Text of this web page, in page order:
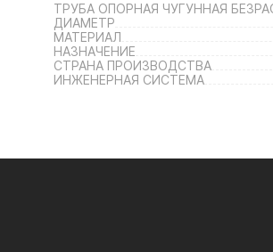
ТРУБА ОПОРНАЯ ЧУГУННАЯ
ДИАМЕТР
МАТЕРИАЛ
НАЗНАЧЕНИЕ
СТРАНА ПРОИЗВОДСТВА
ИНЖЕНЕРНАЯ СИСТЕМА